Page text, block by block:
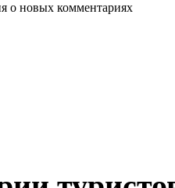
о новых комментариях